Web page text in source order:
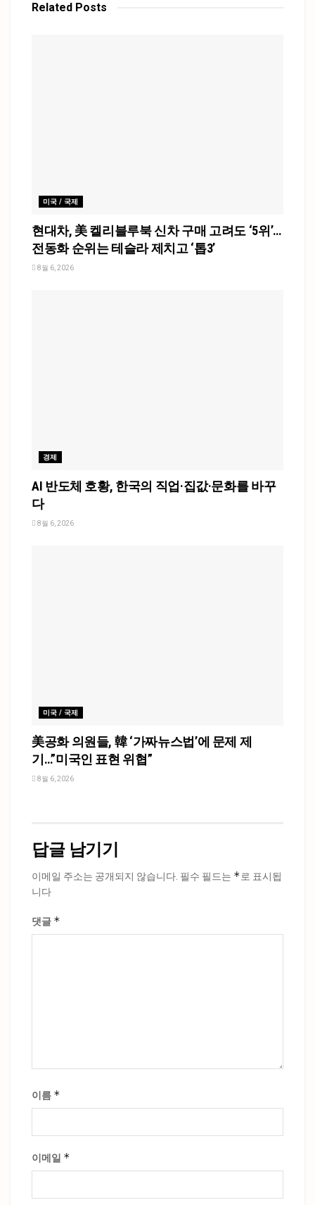
Related Posts
미국 / 국제
현대차, 美 켈리블루북 신차 구매 고려도 ‘5위’…
전동화 순위는 테슬라 제치고 ‘톱3’
8월 6, 2026
경제
AI 반도체 호황, 한국의 직업·집값·문화를 바꾸
다
8월 6, 2026
미국 / 국제
美공화 의원들, 韓 ‘가짜뉴스법’에 문제 제
기…”미국인 표현 위협”
8월 6, 2026
답글 남기기
이메일 주소는 공개되지 않습니다. 필수 필드는 *로 표시됩
니다
댓글 *
이름 *
이메일 *